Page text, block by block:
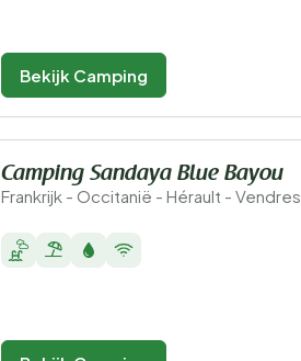
Bekijk Camping
Camping Sandaya Blue Bayou
Frankrijk - Occitanië - Hérault - Vendres